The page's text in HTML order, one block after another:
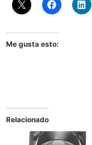
Me gusta esto:
Relacionado